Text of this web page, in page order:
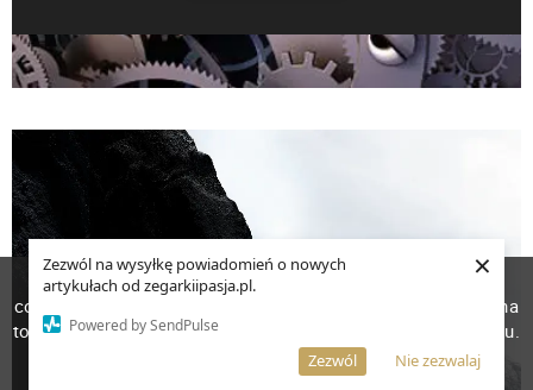
Zezwól na wysyłkę powiadomień o nowych
artykułach od zegarkiipasja.pl.
Powered by SendPulse
Nie zezwalaj
Zezwól
×
W celu poprawienia jakości usług korzystamy z plików
cookies. Pozostanie na stronie oznacza, iż wyrażasz zgodę na
to, że pliki cookies będą przechowywane w Twoim urządzeniu.
Więcej informacji